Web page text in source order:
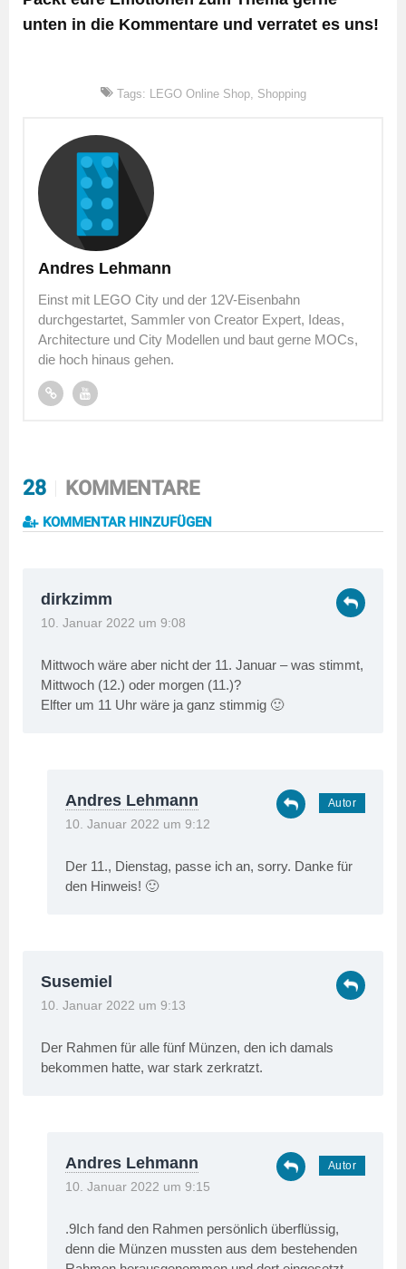
unten in die Kommentare und verratet es uns!
Tags: LEGO Online Shop, Shopping
Andres Lehmann
Einst mit LEGO City und der 12V-Eisenbahn
durchgestartet, Sammler von Creator Expert, Ideas,
Architecture und City Modellen und baut gerne MOCs,
die hoch hinaus gehen.
28 KOMMENTARE
KOMMENTAR HINZUFÜGEN
dirkzimm
10. Januar 2022 um 9:08
Mittwoch wäre aber nicht der 11. Januar – was stimmt,
Mittwoch (12.) oder morgen (11.)?
Elfter um 11 Uhr wäre ja ganz stimmig 🙂
Andres Lehmann
10. Januar 2022 um 9:12
Der 11., Dienstag, passe ich an, sorry. Danke für
den Hinweis! 🙂
Susemiel
10. Januar 2022 um 9:13
Der Rahmen für alle fünf Münzen, den ich damals
bekommen hatte, war stark zerkratzt.
Andres Lehmann
10. Januar 2022 um 9:15
.9Ich fand den Rahmen persönlich überflüssig,
denn die Münzen mussten aus dem bestehenden